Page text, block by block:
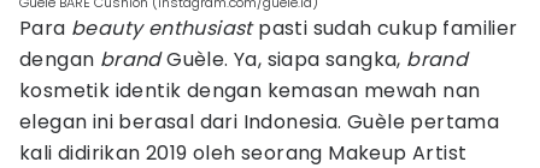
Para beauty enthusiastpasti sudah cukup familier
dengan brandGuèle. Ya, siapa sangka, brand
kosmetik identik dengan kemasan mewah nan
elegan ini berasal dari Indonesia. Guèle pertama
kali didirikan 2019 oleh seorang Makeup Artist